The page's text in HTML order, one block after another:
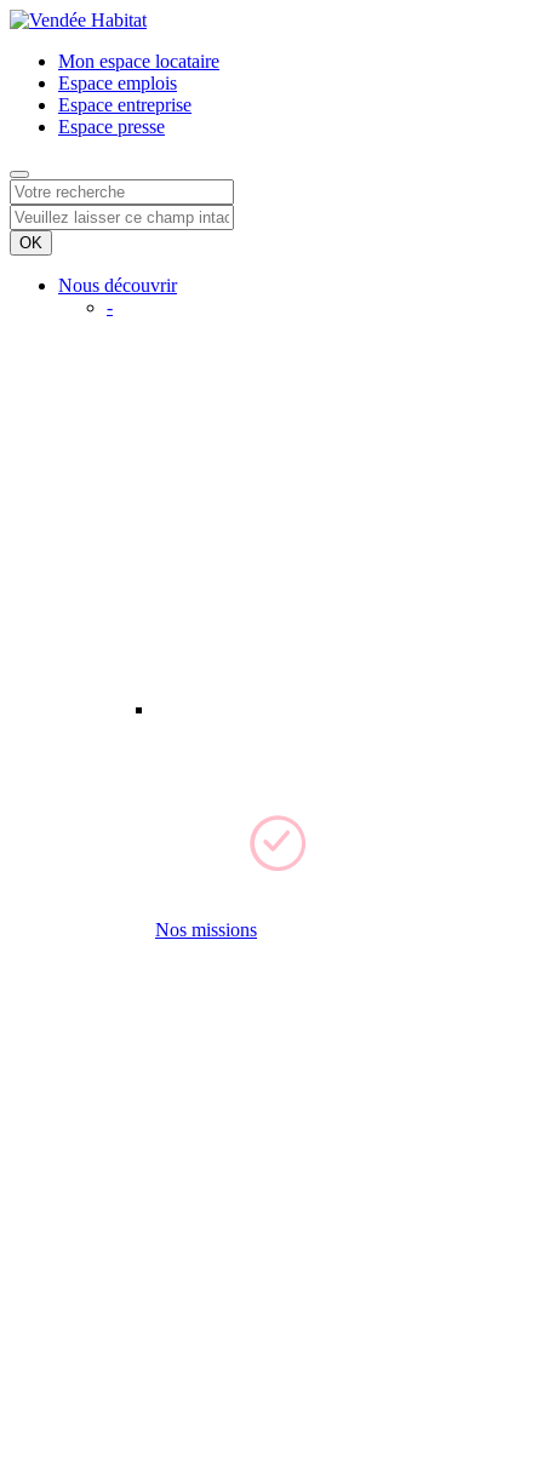
Mon espace locataire
Espace emplois
Espace entreprise
Espace presse
Nous découvrir
-
Nos missions